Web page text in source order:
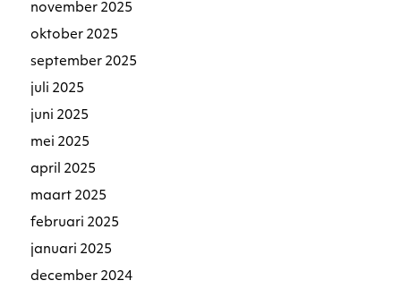
november 2025
oktober 2025
september 2025
juli 2025
juni 2025
mei 2025
april 2025
maart 2025
februari 2025
januari 2025
december 2024